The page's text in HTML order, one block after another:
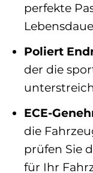
perfekte
Poliert
der die
ECE-
die
prüfen Sie
für Ihr